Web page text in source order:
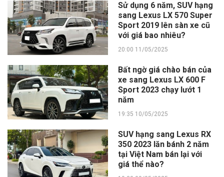
Sử dụng 6 năm, SUV hạng
sang Lexus LX 570 Super
Sport 2019 lên sàn xe cũ
với giá bao nhiêu?
20:00 11/05/2025
Bất ngờ giá chào bán của
xe sang Lexus LX 600 F
Sport 2023 chạy lướt 1
năm
19:35 10/05/2025
SUV hạng sang Lexus RX
350 2023 lăn bánh 2 năm
tại Việt Nam bán lại với
giá thể nào?